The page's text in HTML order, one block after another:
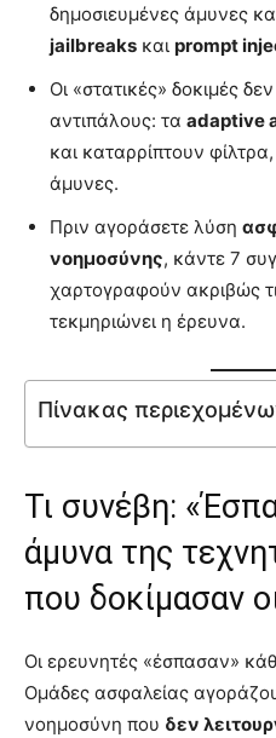
δημοσιευμένες άμυνες
jailbreaks και prompt
Οι «στατικές» δοκιμές
αντιπάλους: τα adaptive
και καταρρίπτουν
άμυνες.
Πριν αγοράσετε λύση
νοημοσύνης, κάντε 7
χαρτογραφούν ακριβώς
τεκμηριώνει η έρευνα.
Πίνακας
Τι συνέβη:
άμυνα της
που δοκίμασαν
Οι ερευνητές «έσπασαν»
Ομάδες ασφαλείας
νοημοσύνη που δεν